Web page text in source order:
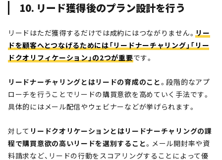
10. リード獲得後のプラン設計を行う
リードはただ獲得するだけでは成約にはつながりません。リー
ドを顧客へとつなげるためには「リードナーチャリング」「リー
ドクオリフィケーション」の2つが重要です。
リードナーチャリングとはリードの育成のこと。段階的なアプ
ローチを行うことでリードの購買意欲を高めていく手法です。
具体的にはメール配信やウェビナーなどが挙げられます。
対して リードクオリケーションとはリードナーチャリングの課
程で購買意欲の高いリードを選別すること。メール開封率や資
料請求など、リードの行動をスコアリングすることによって優